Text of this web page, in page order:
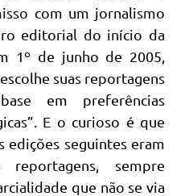
com um jornalismo
editorial do início da
1º de junho de 2005,
suas reportagens
em preferências
E o curioso é que
seguintes eram
sempre
que não se via